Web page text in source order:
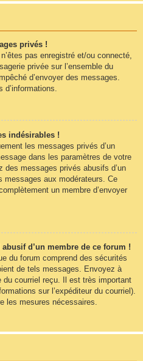
privés !
pas enregistré et/ou connecté,
privée sur l’ensemble du
d’envoyer des messages.
indésirables !
les messages privés d’un
dans les paramètres de votre
messages privés abusifs d’un
messages aux modérateurs. Ce
un membre d’envoyer
d’un membre de ce forum !
du forum comprend des sécurités
de tels messages. Envoyez à
du courriel reçu. Il est très important
sur l’expéditeur du courriel).
les mesures nécessaires.